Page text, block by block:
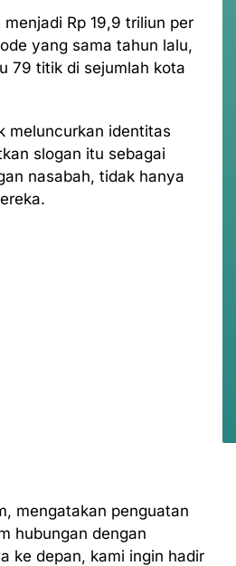
Rp 19,9 triliun per
yang sama tahun lalu,
79 titik di sejumlah kota
meluncurkan identitas
slogan itu sebagai
nasabah, tidak hanya
mengatakan penguatan
hubungan dengan
ke depan, kami ingin hadir